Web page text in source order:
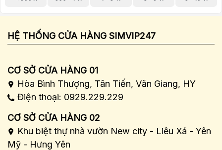
HỆ THỐNG CỬA HÀNG SIMVIP247
CƠ SỞ CỬA HÀNG 01
Hòa Bình Thượng, Tân Tiến, Văn Giang, HY
Điện thoại: 0929.229.229
CƠ SỞ CỬA HÀNG 02
Khu biệt thự nhà vườn New city - Liêu Xá - Yên
Mỹ - Hưng Yên